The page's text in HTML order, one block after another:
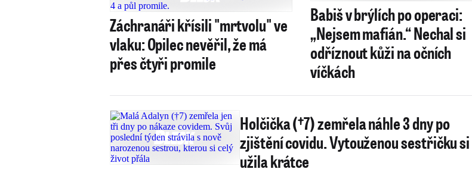
Záchranáři křísili "mrtvolu" ve
vlaku: Opilec nevěřil, že má
přes čtyři promile
Babiš v brýlích po operaci:
„Nejsem mafián.“ Nechal si
odříznout kůži na očních
víčkách
Holčička (†7) zemřela náhle 3 dny po
zjištění covidu. Vytouženou sestřičku si
užila krátce